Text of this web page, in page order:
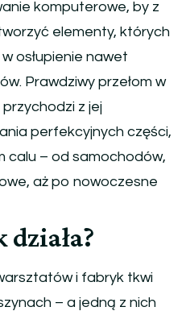
komputerowe, by z
elementy, których
osłupienie nawet
Prawdziwy przełom w
z jej
perfekcyjnych części,
calu – od samochodów,
aż po nowoczesne
i fabryk tkwi
– a jedną z nich